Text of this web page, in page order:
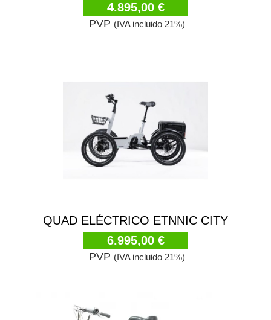
4.895,00 €
PVP (IVA incluido 21%)
QUAD ELÉCTRICO ETNNIC CITY
6.995,00 €
PVP (IVA incluido 21%)